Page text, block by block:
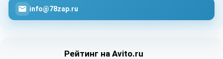
info@78zap.ru
Рейтинг на Avito.ru